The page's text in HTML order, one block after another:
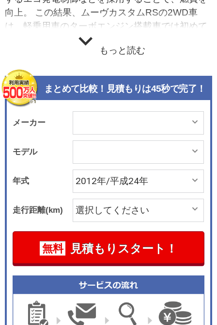
向上。 この結果、ムーヴカスタムRSの2WD車
は、軽乗用車のターボエンジン搭載車では初めて
新エコカー減税75％軽減レベルに適合するととも
に、4WD車も50％軽減レベルに適合した。同時
車となった。
もっと読む
まとめて比較！見積もりは45秒で完了！
メーカー
モデル
年式
走行距離(km)
無料 見積もりスタート！